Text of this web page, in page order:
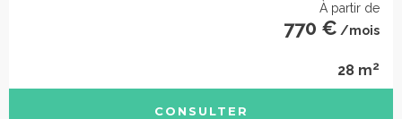
À partir de
770 € /mois
28 m2
CONSULTER